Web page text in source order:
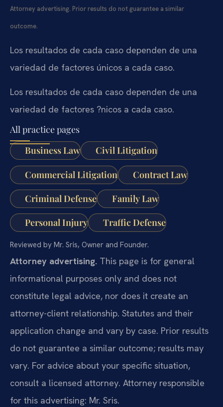
Attorney advertising. Prior results do not guarantee a similar
outcome.
Los resultados de cada caso dependen de una
variedad de factores únicos a cada caso.
Los resultados de cada caso dependen de una
variedad de factores ?nicos a cada caso.
All practice pages
Business Law
Civil Litigation
Commercial Litigation Contract Law
Criminal Defense Family Law
Personal Injury Traffic Defense
Reviewed by Mr. Sris, Owner and Founder.
Attorney advertising. This page is for general
informational purposes only and does not
constitute legal advice, nor does it create an
attorney-client relationship. Statutes and their
application change and vary by case. Prior results
do not guarantee a similar outcome; results may
vary. For advice about your specific situation,
consult a licensed attorney. Attorney responsible
for this advertising: Mr. Sris.